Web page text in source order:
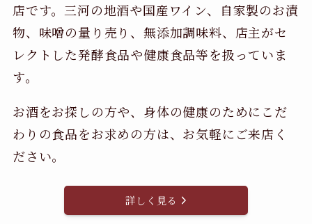
店です。三河の地酒や国産ワイン、自家製のお漬
物、味噌の量り売り、無添加調味料、店主がセ
レクトした発酵食品や健康食品等を扱っていま
す。
お酒をお探しの方や、身体の健康のためにこだ
わりの食品をお求めの方は、お気軽にご来店く
ださい。
詳しく見る